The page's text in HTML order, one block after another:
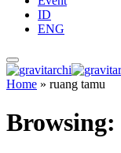
ID
ENG
Home » ruang tamu
Browsing: